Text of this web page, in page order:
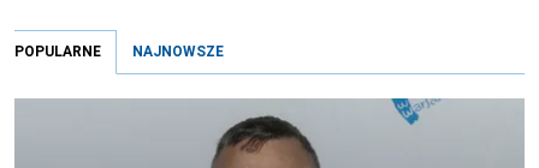
POPULARNE NAJNOWSZE